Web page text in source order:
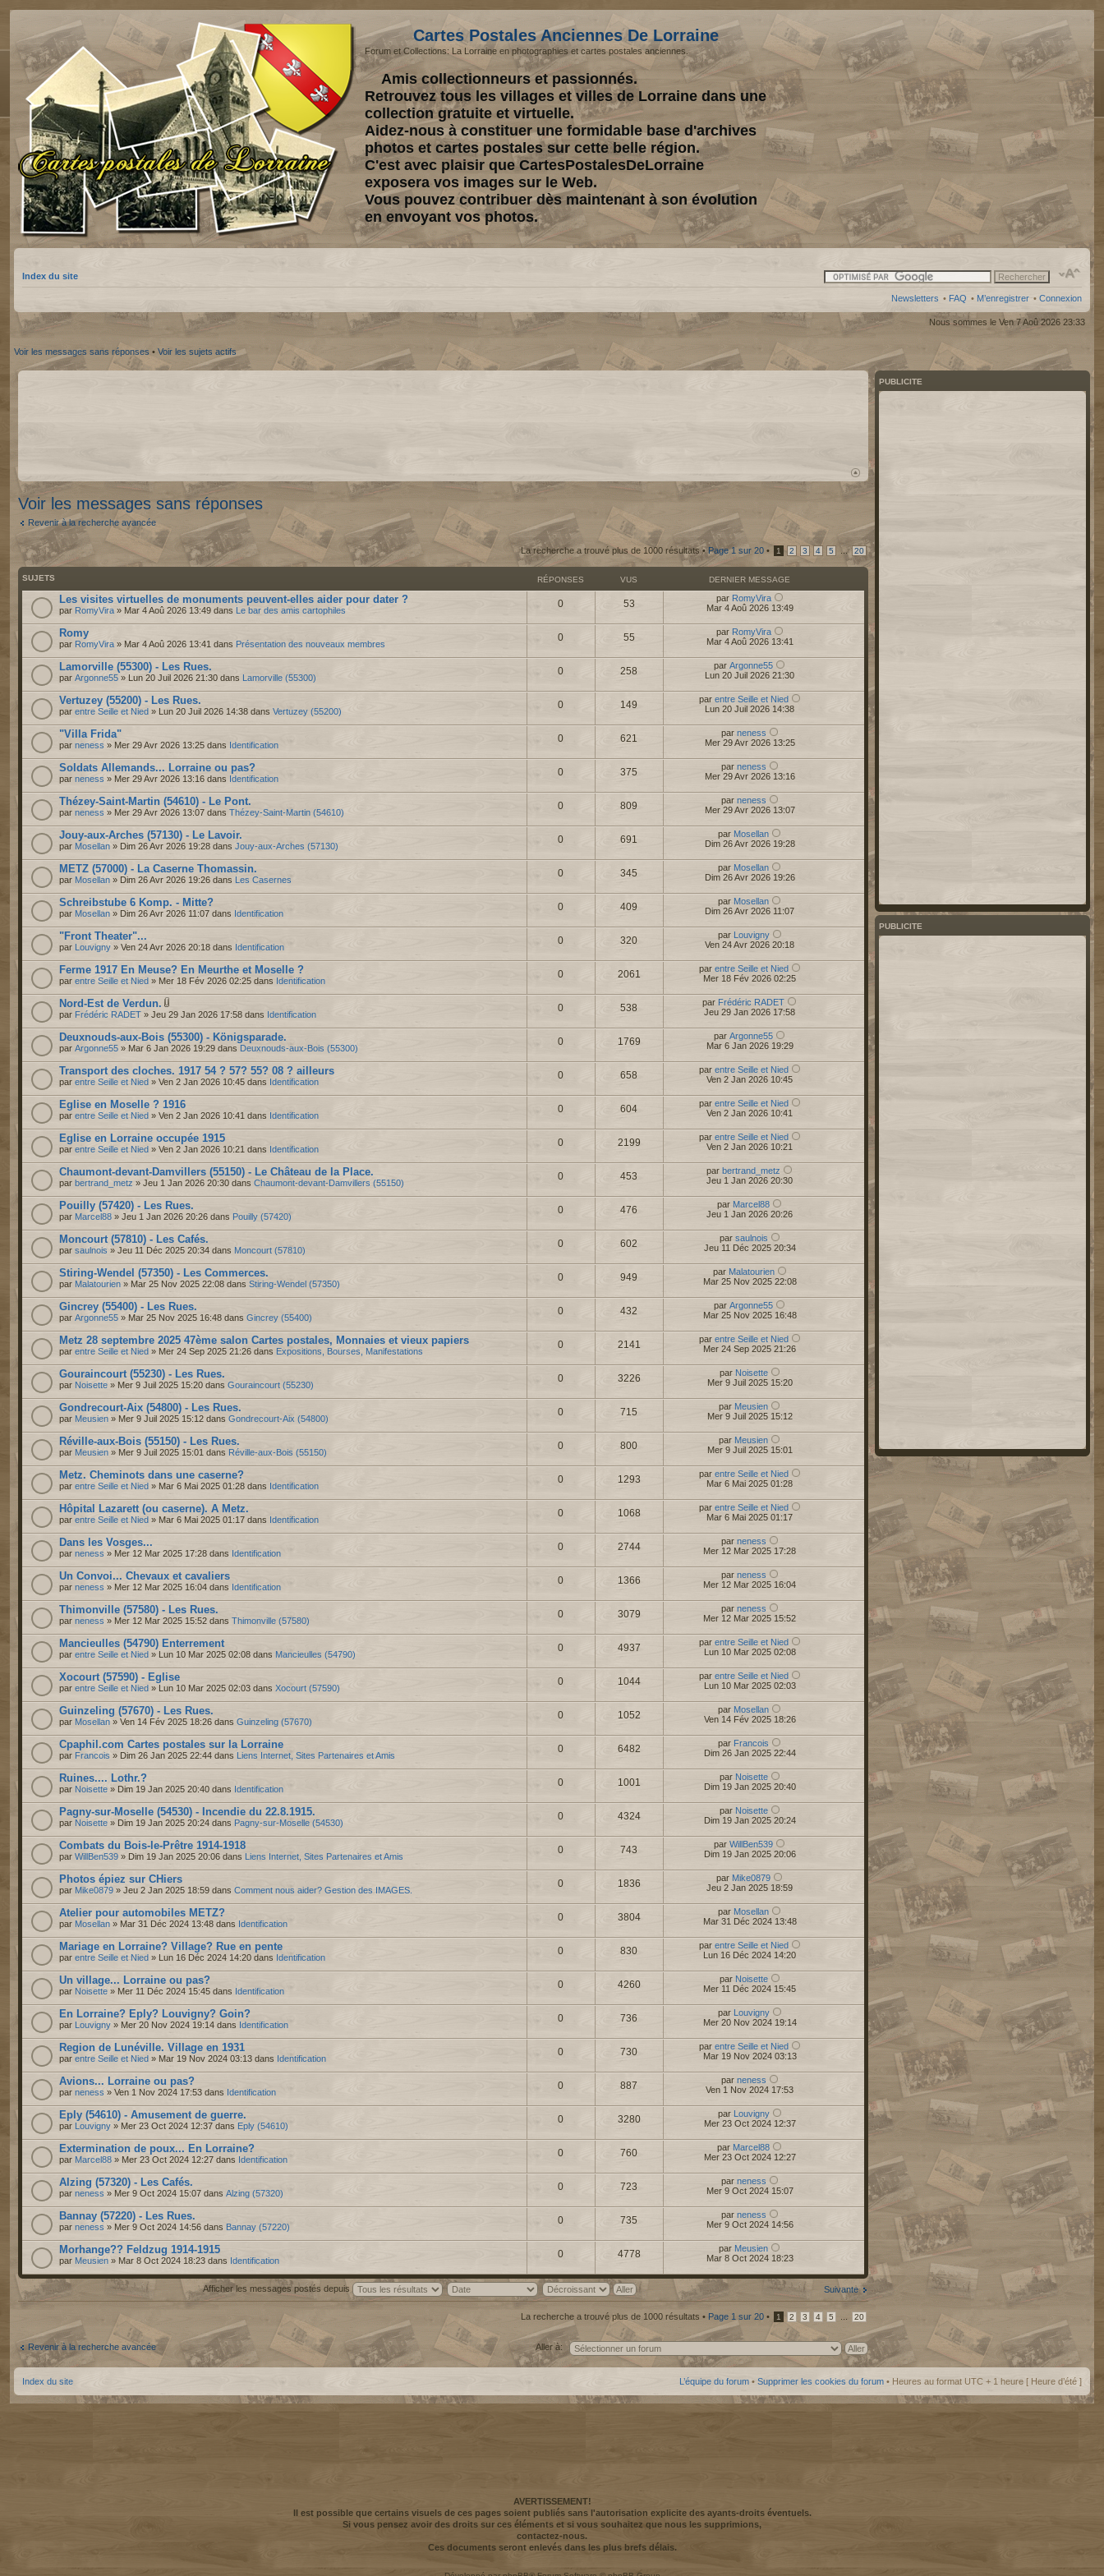
Cartes Postales Anciennes De Lorraine
Forum et Collections: La Lorraine en photographies et cartes postales anciennes.
Amis collectionneurs et passionnés.
Retrouvez tous les villages et villes de Lorraine dans une
collection gratuite et virtuelle.
Aidez-nous à constituer une formidable base d'archives
photos et cartes postales sur cette belle région.
C'est avec plaisir que CartesPostalesDeLorraine
exposera vos images sur le Web.
Vous pouvez contribuer dès maintenant à son évolution
en envoyant vos photos.
Index du site
Newsletters • FAQ • M’enregistrer • Connexion
Nous sommes le Ven 7 Aoû 2026 23:33
Voir les messages sans réponses • Voir les sujets actifs
Voir les messages sans réponses
Revenir à la recherche avancée
La recherche a trouvé plus de 1000 résultats • Page1sur 20• 1 2 3 4 5 ... 20
SUJETS RÉPONSES VUS DERNIER MESSAGE
Les visites virtuelles de monuments peuvent-elles aider pour dater ?
par RomyVira » Mar 4 Aoû 2026 13:49 dans Le bar des amis cartophiles
0 53 par RomyVira
Mar 4 Aoû 2026 13:49
Romy
par RomyVira » Mar 4 Aoû 2026 13:41 dans Présentation des nouveaux membres
0 55 par RomyVira
Mar 4 Aoû 2026 13:41
Lamorville (55300) - Les Rues.
par Argonne55 » Lun 20 Juil 2026 21:30 dans Lamorville (55300)
0 258 parArgonne55
Lun 20 Juil 2026 21:30
Vertuzey (55200) - Les Rues.
par entre Seille et Nied » Lun 20 Juil 2026 14:38 dans Vertuzey (55200)
0 149 par entre Seille et Nied
Lun 20 Juil 2026 14:38
"Villa Frida"
par neness » Mer 29 Avr 2026 13:25 dans Identification
0 621 par neness
Mer 29 Avr 2026 13:25
Soldats Allemands... Lorraine ou pas?
par neness » Mer 29 Avr 2026 13:16 dans Identification
0 375 par neness
Mer 29 Avr 2026 13:16
Thézey-Saint-Martin (54610) - Le Pont.
par neness » Mer 29 Avr 2026 13:07 dans Thézey-Saint-Martin (54610)
0 809 par neness
Mer 29 Avr 2026 13:07
Jouy-aux-Arches (57130) - Le Lavoir.
par Mosellan » Dim 26 Avr 2026 19:28 dans Jouy-aux-Arches (57130)
0 691 par Mosellan
Dim 26 Avr 2026 19:28
METZ (57000) - La Caserne Thomassin.
par Mosellan » Dim 26 Avr 2026 19:26 dans Les Casernes
0 345 par Mosellan
Dim 26 Avr 2026 19:26
Schreibstube 6 Komp. - Mitte?
par Mosellan » Dim 26 Avr 2026 11:07 dans Identification
0 409 par Mosellan
Dim 26 Avr 2026 11:07
"Front Theater"...
par Louvigny » Ven 24 Avr 2026 20:18 dans Identification
0 320 par Louvigny
Ven 24 Avr 2026 20:18
Ferme 1917 En Meuse? En Meurthe et Moselle ?
par entre Seille et Nied » Mer 18 Fév 2026 02:25 dans Identification
0 2061 par entre Seille et Nied
Mer 18 Fév 2026 02:25
Nord-Est de Verdun.
par Frédéric RADET » Jeu 29 Jan 2026 17:58 dans Identification
0 538 par Frédéric RADET
Jeu 29 Jan 2026 17:58
Deuxnouds-aux-Bois (55300) - Königsparade.
par Argonne55 » Mar 6 Jan 2026 19:29 dans Deuxnouds-aux-Bois (55300)
0 1769 parArgonne55
Mar 6 Jan 2026 19:29
Transport des cloches. 1917 54 ? 57? 55? 08 ? ailleurs
par entre Seille et Nied » Ven 2 Jan 2026 10:45 dans Identification
0 658 par entre Seille et Nied
Ven 2 Jan 2026 10:45
Eglise en Moselle ? 1916
par entre Seille et Nied » Ven 2 Jan 2026 10:41 dans Identification
0 604 par entre Seille et Nied
Ven 2 Jan 2026 10:41
Eglise en Lorraine occupée 1915
par entre Seille et Nied » Ven 2 Jan 2026 10:21 dans Identification
0 2199 par entre Seille et Nied
Ven 2 Jan 2026 10:21
Chaumont-devant-Damvillers (55150) - Le Château de la Place.
par bertrand_metz » Jeu 1 Jan 2026 20:30 dans Chaumont-devant-Damvillers (55150)
0 453 parbertrand_metz
Jeu 1 Jan 2026 20:30
Pouilly (57420) - Les Rues.
par Marcel88 » Jeu 1 Jan 2026 20:26 dans Pouilly (57420)
0 476 par Marcel88
Jeu 1 Jan 2026 20:26
Moncourt (57810) - Les Cafés.
par saulnois » Jeu 11 Déc 2025 20:34 dans Moncourt (57810)
0 602 par saulnois
Jeu 11 Déc 2025 20:34
Stiring-Wendel (57350) - Les Commerces.
par Malatourien » Mar 25 Nov 2025 22:08 dans Stiring-Wendel (57350)
0 949 par Malatourien
Mar 25 Nov 2025 22:08
Gincrey (55400) - Les Rues.
par Argonne55 » Mar 25 Nov 2025 16:48 dans Gincrey (55400)
0 432 parArgonne55
Mar 25 Nov 2025 16:48
Metz 28 septembre 2025 47ème salon Cartes postales, Monnaies et vieux papiers
par entre Seille et Nied » Mer 24 Sep 2025 21:26 dans Expositions, Bourses, Manifestations
0 2141 par entre Seille et Nied
Mer 24 Sep 2025 21:26
Gouraincourt (55230) - Les Rues.
par Noisette » Mer 9 Juil 2025 15:20 dans Gouraincourt (55230)
0 3226 par Noisette
Mer 9 Juil 2025 15:20
Gondrecourt-Aix (54800) - Les Rues.
par Meusien » Mer 9 Juil 2025 15:12 dans Gondrecourt-Aix (54800)
0 715 par Meusien
Mer 9 Juil 2025 15:12
Réville-aux-Bois (55150) - Les Rues.
par Meusien » Mer 9 Juil 2025 15:01 dans Réville-aux-Bois (55150)
0 800 par Meusien
Mer 9 Juil 2025 15:01
Metz. Cheminots dans une caserne?
par entre Seille et Nied » Mar 6 Mai 2025 01:28 dans Identification
0 1293 par entre Seille et Nied
Mar 6 Mai 2025 01:28
Hôpital Lazarett (ou caserne). A Metz.
par entre Seille et Nied » Mar 6 Mai 2025 01:17 dans Identification
0 1068 par entre Seille et Nied
Mar 6 Mai 2025 01:17
Dans les Vosges...
par neness » Mer 12 Mar 2025 17:28 dans Identification
0 2744 par neness
Mer 12 Mar 2025 17:28
Un Convoi... Chevaux et cavaliers
par neness » Mer 12 Mar 2025 16:04 dans Identification
0 1366 par neness
Mer 12 Mar 2025 16:04
Thimonville (57580) - Les Rues.
par neness » Mer 12 Mar 2025 15:52 dans Thimonville (57580)
0 3079 par neness
Mer 12 Mar 2025 15:52
Mancieulles (54790) Enterrement
par entre Seille et Nied » Lun 10 Mar 2025 02:08 dans Mancieulles (54790)
0 4937 par entre Seille et Nied
Lun 10 Mar 2025 02:08
Xocourt (57590) - Eglise
par entre Seille et Nied » Lun 10 Mar 2025 02:03 dans Xocourt (57590)
0 1044 par entre Seille et Nied
Lun 10 Mar 2025 02:03
Guinzeling (57670) - Les Rues.
par Mosellan » Ven 14 Fév 2025 18:26 dans Guinzeling (57670)
0 1052 par Mosellan
Ven 14 Fév 2025 18:26
Cpaphil.com Cartes postales sur la Lorraine
par Francois » Dim 26 Jan 2025 22:44 dans Liens Internet, Sites Partenaires et Amis
0 6482 par Francois
Dim 26 Jan 2025 22:44
Ruines.... Lothr.?
par Noisette » Dim 19 Jan 2025 20:40 dans Identification
0 1001 par Noisette
Dim 19 Jan 2025 20:40
Pagny-sur-Moselle (54530) - Incendie du 22.8.1915.
par Noisette » Dim 19 Jan 2025 20:24 dans Pagny-sur-Moselle (54530)
0 4324 par Noisette
Dim 19 Jan 2025 20:24
Combats du Bois-le-Prêtre 1914-1918
par WillBen539 » Dim 19 Jan 2025 20:06 dans Liens Internet, Sites Partenaires et Amis
0 743 parWillBen539
Dim 19 Jan 2025 20:06
Photos épiez sur CHiers
par Mike0879 » Jeu 2 Jan 2025 18:59 dans Comment nous aider? Gestion des IMAGES.
0 1836 par Mike0879
Jeu 2 Jan 2025 18:59
Atelier pour automobiles METZ?
par Mosellan » Mar 31 Déc 2024 13:48 dans Identification
0 3804 par Mosellan
Mar 31 Déc 2024 13:48
Mariage en Lorraine? Village? Rue en pente
par entre Seille et Nied » Lun 16 Déc 2024 14:20 dans Identification
0 830 par entre Seille et Nied
Lun 16 Déc 2024 14:20
Un village... Lorraine ou pas?
par Noisette » Mer 11 Déc 2024 15:45 dans Identification
0 4260 par Noisette
Mer 11 Déc 2024 15:45
En Lorraine? Eply? Louvigny? Goin?
par Louvigny » Mer 20 Nov 2024 19:14 dans Identification
0 736 par Louvigny
Mer 20 Nov 2024 19:14
Region de Lunéville. Village en 1931
par entre Seille et Nied » Mar 19 Nov 2024 03:13 dans Identification
0 730 par entre Seille et Nied
Mar 19 Nov 2024 03:13
Avions... Lorraine ou pas?
par neness » Ven 1 Nov 2024 17:53 dans Identification
0 887 par neness
Ven 1 Nov 2024 17:53
Eply (54610) - Amusement de guerre.
par Louvigny » Mer 23 Oct 2024 12:37 dans Eply (54610)
0 3280 par Louvigny
Mer 23 Oct 2024 12:37
Extermination de poux... En Lorraine?
par Marcel88 » Mer 23 Oct 2024 12:27 dans Identification
0 760 par Marcel88
Mer 23 Oct 2024 12:27
Alzing (57320) - Les Cafés.
par neness » Mer 9 Oct 2024 15:07 dans Alzing (57320)
0 723 par neness
Mer 9 Oct 2024 15:07
Bannay (57220) - Les Rues.
par neness » Mer 9 Oct 2024 14:56 dans Bannay (57220)
0 735 par neness
Mer 9 Oct 2024 14:56
Morhange?? Feldzug 1914-1915
par Meusien » Mar 8 Oct 2024 18:23 dans Identification
0 4778 par Meusien
Mar 8 Oct 2024 18:23
Suivante
Afficher les messages postés depuis
La recherche a trouvé plus de 1000 résultats • Page 1 sur 20• 1 2 3 4 5 20
Revenir à la recherche avancée Aller à:
PUBLICITE
PUBLICITE
Index du site L’équipe du forum • Supprimer les cookies du forum • Heures au format UTC + 1 heure [ Heure d’été ]
AVERTISSEMENT!
Il est possible que certains visuels de ces pages soient publiés sans l'autorisation explicite des ayants-droits éventuels.
Si vous pensez avoir des droits sur ces éléments et si vous souhaitez que nous les supprimions,
contactez-nous.
Ces documents seront enlevés dans les plus brefs délais.